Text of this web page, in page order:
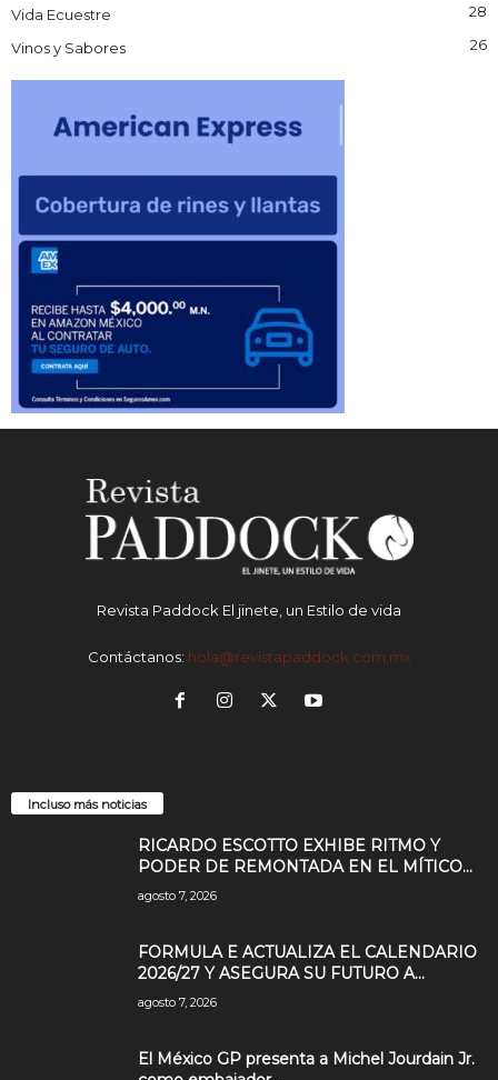
Vida Ecuestre 28
Vinos y Sabores 26
Revista Paddock El jinete, un Estilo de vida
Contáctanos: hola@revistapaddock.com.mx
Incluso más noticias
RICARDO ESCOTTO EXHIBE RITMO Y
PODER DE REMONTADA EN EL MÍTICO...
agosto 7, 2026
FORMULA E ACTUALIZA EL CALENDARIO
2026/27 Y ASEGURA SU FUTURO A...
agosto 7, 2026
El México GP presenta a Michel Jourdain Jr.